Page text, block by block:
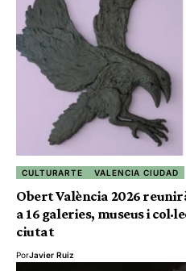
CULTURARTE VALENCIA CIUDAD
Obert València 2026
a 16 galeries, museus i
ciutat
PorJavier Ruiz